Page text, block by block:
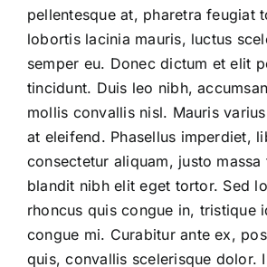
pellentesque at, pharetra feugiat
lobortis lacinia mauris, luctus
semper eu. Donec dictum et elit
tincidunt. Duis leo nibh,
mollis convallis nisl. Mauris
at eleifend. Phasellus imperdiet,
consectetur aliquam, justo
blandit nibh elit eget tortor. Sed
rhoncus quis congue in, tristique
congue mi. Curabitur ante ex,
quis, convallis scelerisque dolor.